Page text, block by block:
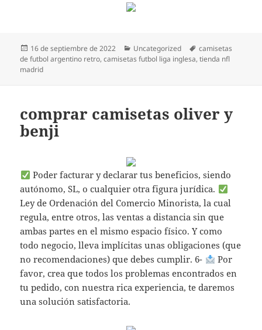
Publicado
el
16 de septiembre de 2022 Categorías
Uncategorized Etiquetas
camisetas
de futbol argentino retro,camisetas futbol liga inglesa,tienda nfl
madrid
comprar camisetas oliver y
benji
Poder facturar y declarar tus beneficios, siendo
autónomo, SL, o cualquier otra figura jurídica.
Ley de Ordenación del Comercio Minorista, la cual
regula, entre otros, las ventas a distancia sin que
ambas partes en el mismo espacio físico. Y como
todo negocio, lleva implícitas unas obligaciones (que
no recomendaciones) que debes cumplir. 6-
Por
favor, crea que todos los problemas encontrados en
tu pedido, con nuestra rica experiencia, te daremos
una solución satisfactoria.